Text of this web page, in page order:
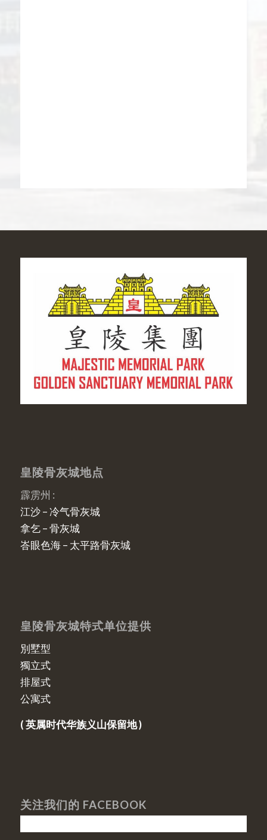
皇陵骨灰城地点
霹雳州 :
江沙 – 冷气骨灰城
拿乞 – 骨灰城
峇眼色海 – 太平路骨灰城
皇陵骨灰城特式单位提供
別墅型
獨立式
排屋式
公寓式
( 英属时代华族义山保留地 )
关注我们的 FACEBOOK